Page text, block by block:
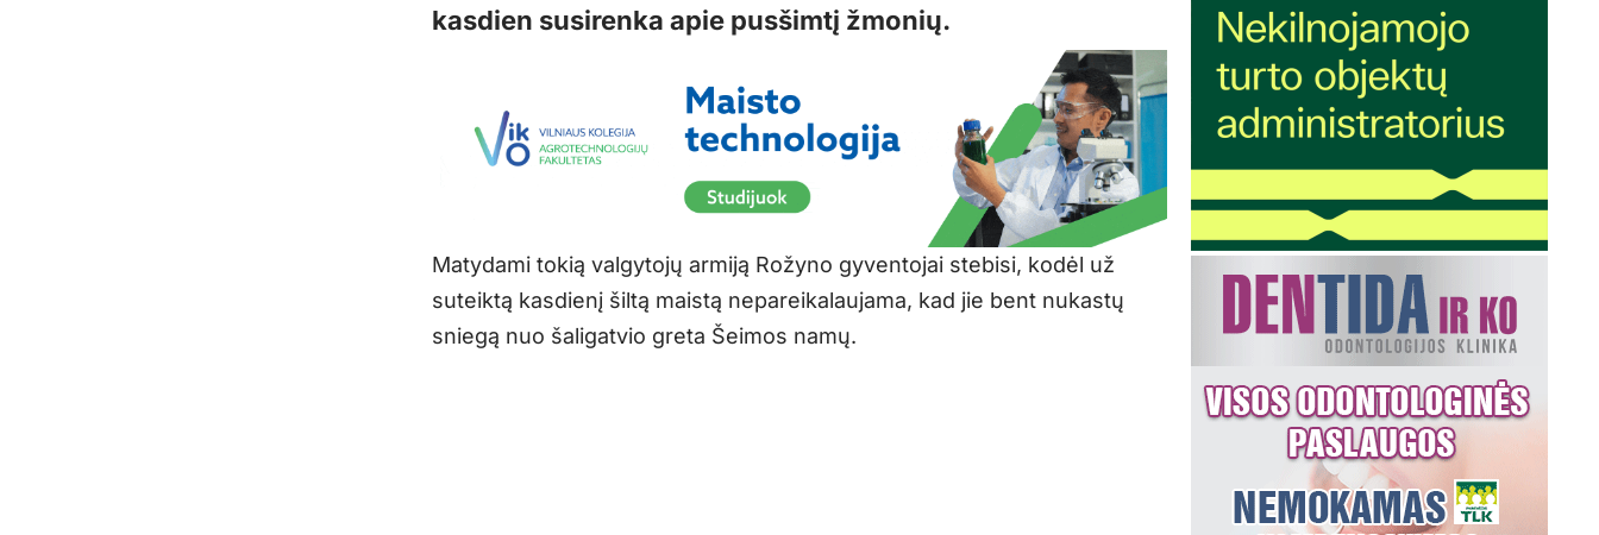
kasdien susirenka apie pusšimtį žmonių.
Matydami tokią valgytojų armiją Rožyno gyventojai stebisi, kodėl už
suteiktą kasdienį šiltą maistą nepareikalaujama, kad jie bent nukastų
sniegą nuo šaligatvio greta Šeimos namų.